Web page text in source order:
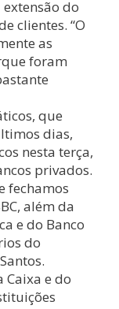
do
clientes. “O
as
foram
que
dias,
nesta terça,
privados.
fechamos
além da
e do Banco
do
Caixa e do